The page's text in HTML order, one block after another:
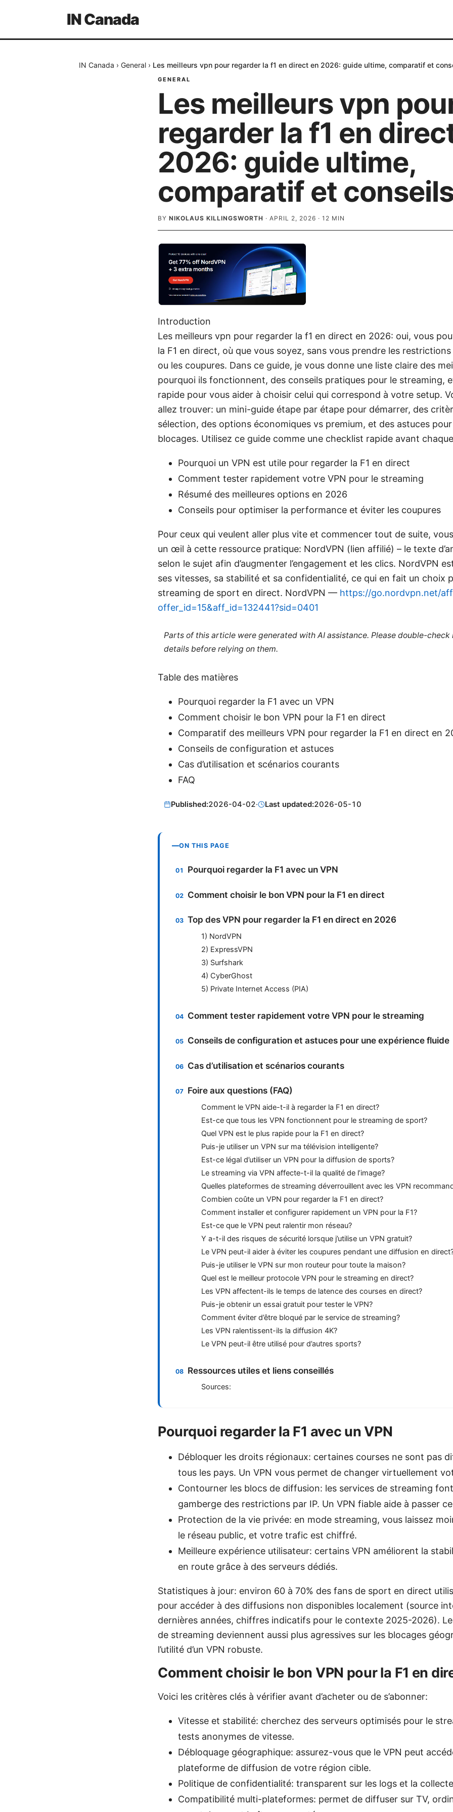
IN Canada
IN Canada › General › Les meilleurs vpn pour regarder la f1 en direct en 2026: guide ultime, comparatif et
GENERAL
Les meilleurs vpn
regarder la f1 en
2026: guide ultime,
comparatif et
BY NIKOLAUS KILLINGSWORTH · APRIL 2, 2026 · 12 MIN
Introduction
Les meilleurs vpn pour regarder la f1 en direct en 2026: oui, vous
la F1 en direct, où que vous soyez, sans vous prendre les
ou les coupures. Dans ce guide, je vous donne une liste claire des
pourquoi ils fonctionnent, des conseils pratiques pour le streaming,
rapide pour vous aider à choisir celui qui correspond à votre setup.
allez trouver: un mini-guide étape par étape pour démarrer, des
sélection, des options économiques vs premium, et des astuces
blocages. Utilisez ce guide comme une checklist rapide avant
Pourquoi un VPN est utile pour regarder la F1 en direct
Comment tester rapidement votre VPN pour le streaming
Résumé des meilleures options en 2026
Conseils pour optimiser la performance et éviter les coupures
Pour ceux qui veulent aller plus vite et commencer tout de suite,
un œil à cette ressource pratique: NordVPN (lien affilié) – le texte
selon le sujet afin d’augmenter l’engagement et les clics. NordVPN
ses vitesses, sa stabilité et sa confidentialité, ce qui en fait un choix
streaming de sport en direct. NordVPN — https://go.nordvpn.net/
offer_id=15&aff_id=132441?sid=0401
Parts of this article were generated with AI assistance. Please double-
details before relying on them.
Table des matières
Pourquoi regarder la F1 avec un VPN
Comment choisir le bon VPN pour la F1 en direct
Comparatif des meilleurs VPN pour regarder la F1 en direct en
Conseils de configuration et astuces
Cas d’utilisation et scénarios courants
FAQ
Published:2026-04-02· Last updated:2026-05-10
ON THIS PAGE
Pourquoi regarder la F1 avec un VPN
Comment choisir le bon VPN pour la F1 en direct
Top des VPN pour regarder la F1 en direct en 2026
1) NordVPN
2) ExpressVPN
3) Surfshark
4) CyberGhost
5) Private Internet Access (PIA)
Comment tester rapidement votre VPN pour le streaming
Conseils de configuration et astuces pour une expérience fluide
Cas d’utilisation et scénarios courants
Foire aux questions (FAQ)
Comment le VPN aide-t-il à regarder la F1 en direct?
Est-ce que tous les VPN fonctionnent pour le streaming de sport?
Quel VPN est le plus rapide pour la F1 en direct?
Puis-je utiliser un VPN sur ma télévision intelligente?
Est-ce légal d’utiliser un VPN pour la diffusion de sports?
Le streaming via VPN affecte-t-il la qualité de l’image?
Quelles plateformes de streaming déverrouillent avec les VPN
Combien coûte un VPN pour regarder la F1 en direct?
Comment installer et configurer rapidement un VPN pour la F1?
Est-ce que le VPN peut ralentir mon réseau?
Y a-t-il des risques de sécurité lorsque j’utilise un VPN gratuit?
Le VPN peut-il aider à éviter les coupures pendant une diffusion en
Puis-je utiliser le VPN sur mon routeur pour toute la maison?
Quel est le meilleur protocole VPN pour le streaming en direct?
Les VPN affectent-ils le temps de latence des courses en direct?
Puis-je obtenir un essai gratuit pour tester le VPN?
Comment éviter d’être bloqué par le service de streaming?
Les VPN ralentissent-ils la diffusion 4K?
Le VPN peut-il être utilisé pour d’autres sports?
Ressources utiles et liens conseillés
Sources:
Pourquoi regarder la F1 avec un VPN
Débloquer les droits régionaux: certaines courses ne sont pas
tous les pays. Un VPN vous permet de changer virtuellement
Contourner les blocs de diffusion: les services de streaming
gamberge des restrictions par IP. Un VPN fiable aide à passer
Protection de la vie privée: en mode streaming, vous laissez
le réseau public, et votre trafic est chiffré.
Meilleure expérience utilisateur: certains VPN améliorent la
en route grâce à des serveurs dédiés.
Statistiques à jour: environ 60 à 70% des fans de sport en direct
pour accéder à des diffusions non disponibles localement (source
dernières années, chiffres indicatifs pour le contexte 2025-2026).
de streaming deviennent aussi plus agressives sur les blocages
l’utilité d’un VPN robuste.
Comment choisir le bon VPN pour la F1 en
Voici les critères clés à vérifier avant d’acheter ou de s’abonner:
Vitesse et stabilité: cherchez des serveurs optimisés pour le
tests anonymes de vitesse.
Débloquage géographique: assurez-vous que le VPN peut
plateforme de diffusion de votre région cible.
Politique de confidentialité: transparent sur les logs et la
Compatibilité multi-plateformes: permet de diffuser sur TV,